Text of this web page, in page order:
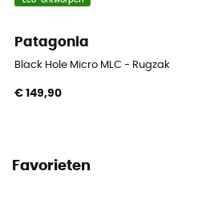
Patagonia
Black Hole Micro MLC - Rugzak
€ 149,90
Favorieten